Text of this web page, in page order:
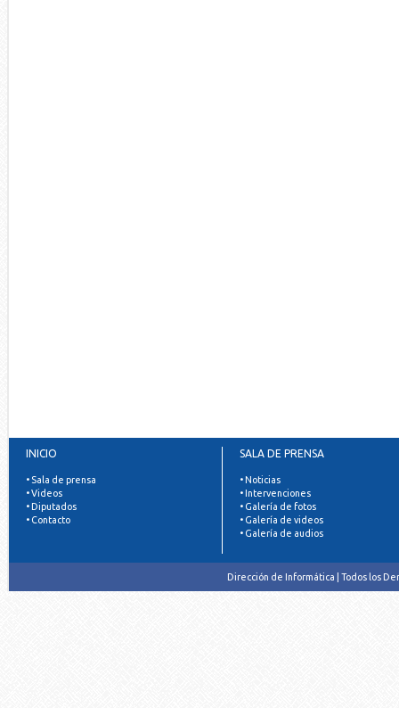
INICIO
• Sala de prensa
• Videos
• Diputados
• Contacto
SALA DE PRENSA
• Noticias
• Intervenciones
• Galería de fotos
• Galería de videos
• Galería de audios
Dirección de Informática | Todos los